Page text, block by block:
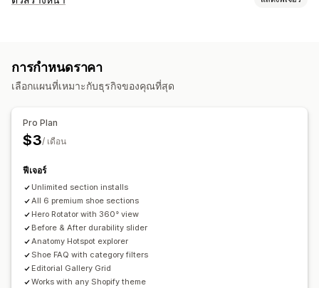
การจัดการหน้าเว็บ
การกำหนดราคา
เลือกแผนที่เหมาะกับธุรกิจของคุณที่สุด
Pro Plan
$3/ เดือน
ฟีเจอร์
Unlimited section installs
All 6 premium shoe sections
Hero Rotator with 360° view
Before & After durability slider
Anatomy Hotspot explorer
Shoe FAQ with category filters
Editorial Gallery Grid
Works with any Shopify theme